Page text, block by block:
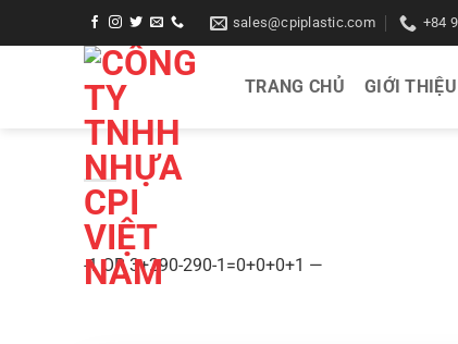
sales@cpiplastic.com +84
TRANG CHỦ GIỚI THIỆU
-1 OR 3+290-290-1=0+0+0+1 —